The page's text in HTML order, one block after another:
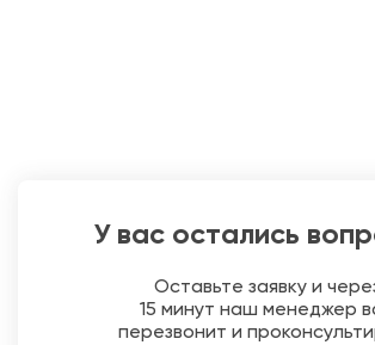
У вас остались
Оставьте заявку и
15 минут наш менеджер
перезвонит и